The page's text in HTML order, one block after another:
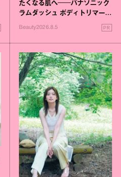
たくなる肌へ──パナソニック
ラムダッシュ ボディトリマーが
Beauty2026.8.5 PR